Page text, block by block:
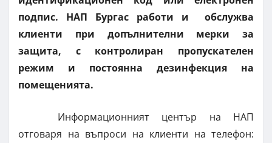
подпис. НАП Бургас работи и обслужва
клиенти при допълнителни мерки за
защита, с контролиран пропускателен
режим и постоянна дезинфекция на
помещенията.
Информационният център на НАП
отговаря на въпроси на клиенти на телефон: